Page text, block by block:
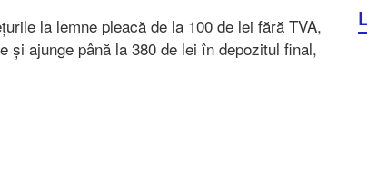
la lemne pleacă de la 100 de lei fără TVA,
ajunge până la 380 de lei în depozitul final,